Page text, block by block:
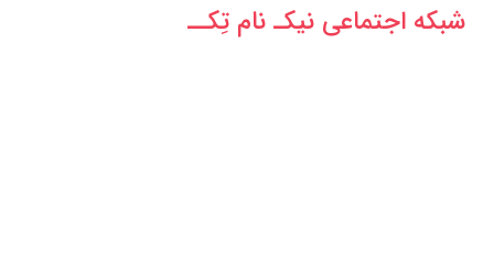
شبکه‌ اجتماعی نیکـ نام تِکــ